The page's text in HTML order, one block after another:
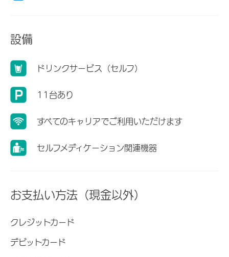
設備
ドリンクサービス（セルフ）
11台あり
すべてのキャリアでご利用いただけます
セルフメディケーション関連機器
お支払い方法（現金以外）
クレジットカード
デビットカード